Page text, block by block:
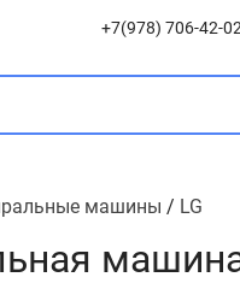
+7(978) 706-42-
машины / LG